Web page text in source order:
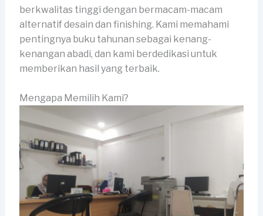
berkwalitas tinggi dengan bermacam-macam
alternatif desain dan finishing. Kami memahami
pentingnya buku tahunan sebagai kenang-
kenangan abadi, dan kami berdedikasi untuk
memberikan hasil yang terbaik.
Mengapa Memilih Kami?